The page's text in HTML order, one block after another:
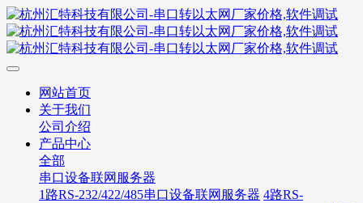
网站首页
关于我们
公司介绍
产品中心
全部
串口设备联网服务器
1路RS-232/422/485串口设备联网服务器 4路RS-